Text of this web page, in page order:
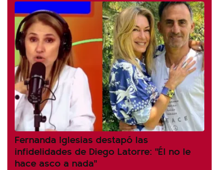
Fernanda Iglesias destapó las
infidelidades de Diego Latorre: "Él no le
hace asco a nada"